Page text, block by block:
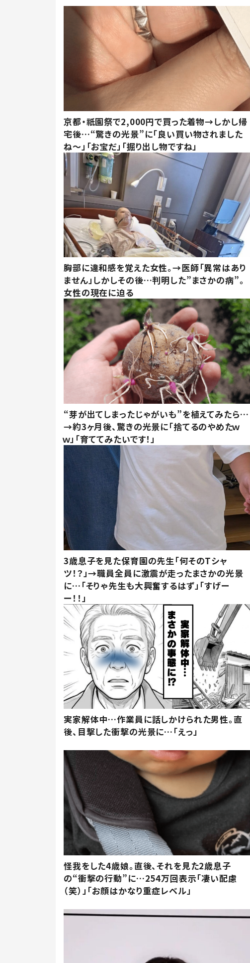
京都・祇園祭で2,000円で買った着物→しかし帰
宅後…“驚きの光景”に「良い買い物されました
ね～」「お宝だ」「掘り出し物ですね」
胸部に違和感を覚えた女性。→医師「異常はあり
ません」しかしその後…判明した”まさかの病”。
女性の現在に迫る
“芽が出てしまったじゃがいも”を植えてみたら…
→約3ヶ月後、驚きの光景に「捨てるのやめたｗ
ｗ」「育ててみたいです！」
3歳息子を見た保育園の先生「何そのTシャ
ツ！？」→職員全員に激震が走ったまさかの光景
に…「そりゃ先生も大興奮するはず」「すげー
ー！！」
実家解体中…作業員に話しかけられた男性。直
後、目撃した衝撃の光景に…「えっ」
怪我をした4歳娘。直後、それを見た2歳息子
の“衝撃の行動”に…254万回表示「凄い配慮
（笑）」「お顔はかなり重症レベル」